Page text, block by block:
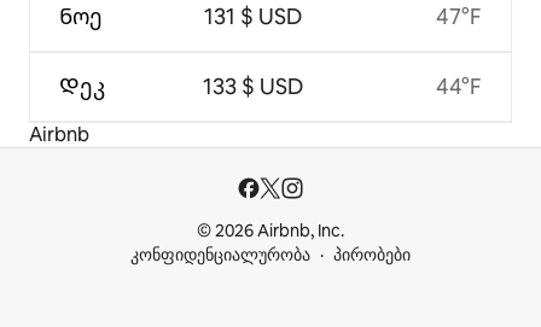
Ნოე
Დეკ
131 $ USD
133 $ USD
47°F
44°F
Airbnb
© 2026 Airbnb, Inc.
კონფიდენციალურობა
პირობები